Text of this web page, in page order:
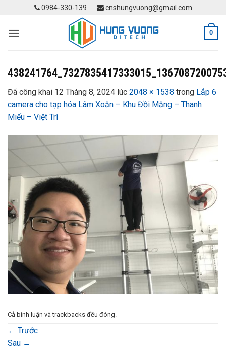
content
0984-330-139 cnshungvuong@gmail.com
0
Đã công khai 12 Tháng 8, 2024 lúc 2048 × 1538 trong Lắp 6
camera cho tạp hóa Lâm Xoăn – Khu Đồi Măng – Thanh
Miếu – Việt Trì
Cả bình luận và trackbacks đều đóng.
← Trước
Sau →